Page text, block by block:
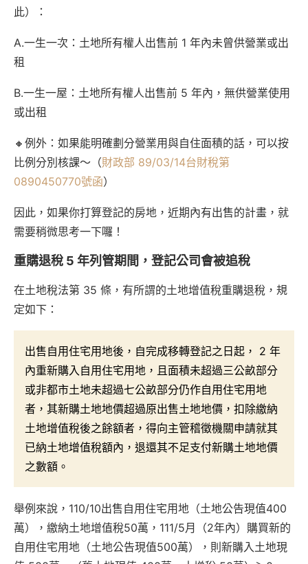
此）：
A.一生一次：土地所有權人出售前 1 年內未曾供營業或出
租
B.一生一屋：土地所有權人出售前 5 年內，無供營業使用
或出租
🔸例外：如果能明確劃分營業用與自住面積的話，可以按
比例分別核課～（財政部 89/03/14台財稅第
0890450770號函）
因此，如果你打算登記的房地，近期內有出售的計畫，就
需要稍微思考一下囉！
重購退稅 5 年列管期間，登記公司會被追稅
在土地稅法第 35 條，有所謂的土地增值稅重購退稅，規
定如下：
出售自用住宅用地後，自完成移轉登記之日起， 2 年
內重新購入自用住宅用地，且面積未超過三公畝部分
或非都市土地未超過七公畝部分仍作自用住宅用地
者，其新購土地地價超過原出售土地地價，扣除繳納
土地增值稅後之餘額者，得向主管稽徵機關申請就其
已納土地增值稅額內，退還其不足支付新購土地地價
之數額。
舉例來說，110/10出售自用住宅用地（土地公告現值400
萬），繳納土地增值稅50萬，111/5月（2年內）購買新的
自用住宅用地（土地公告現值500萬），則新購入土地現